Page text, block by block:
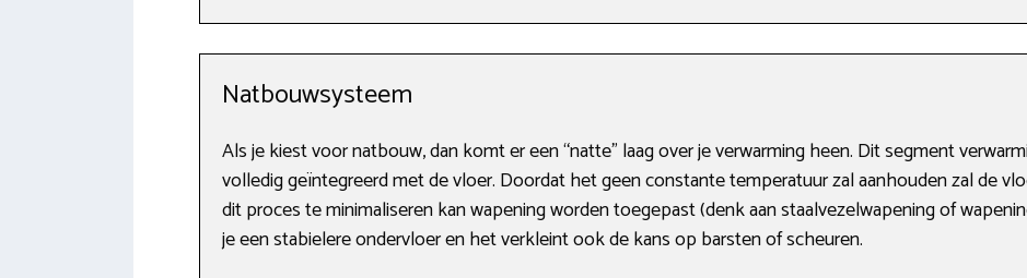
Natbouwsysteem
Als je kiest voor natbouw, dan komt er een “natte” laag over je verwarming heen. Dit segment
volledig geïntegreerd met de vloer. Doordat het geen constante temperatuur zal aanhouden zal de
dit proces te minimaliseren kan wapening worden toegepast (denk aan staalvezelwapening of
je een stabielere ondervloer en het verkleint ook de kans op barsten of scheuren.